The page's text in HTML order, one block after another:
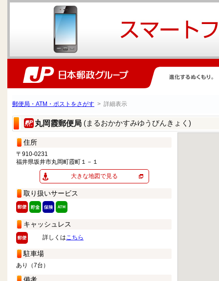
郵便局・ATM・ポストをさがす > 詳細表示
丸岡霞郵便局 (まるおかかすみゆうびんきょく)
住所
〒910-0231
福井県坂井市丸岡町霞町１－１
大きな地図で見る
取り扱いサービス
キャッシュレス
詳しくはこちら
駐車場
あり（7台）